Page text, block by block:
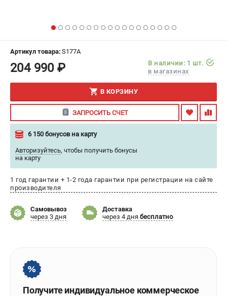
СЕРВИС
Сервисный центр
Правила обмена и возврата
ИНФОРМАЦИЯ
Контакты
О компании
О бренде
Бонусная программа
Как нас найти
Пользовательское соглашение
Артикул товара: S177A
204 990 ₽
В наличии: 1 шт.
в магазинах
В КОРЗИНУ
ЗАПРОСИТЬ СЧЕТ
6 150 бонусов на карту
Авторизуйтесь, чтобы получить бонусы
на карту
1 год гарантии + 1-2 года гарантии при регистрации на сайте
производителя
Самовывоз
через 3 дня
Доставка
через 4 дня бесплатно
Получите индивидуальное коммерческое